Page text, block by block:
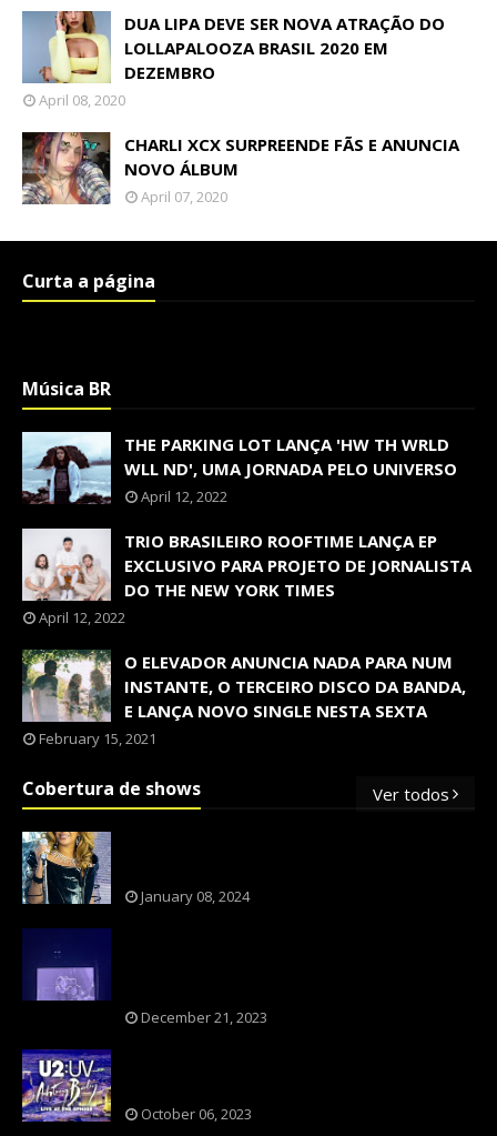
DUA LIPA DEVE SER NOVA ATRAÇÃO DO
LOLLAPALOOZA BRASIL 2020 EM
DEZEMBRO
April 08, 2020
CHARLI XCX SURPREENDE FÃS E ANUNCIA
NOVO ÁLBUM
April 07, 2020
Curta a página
Música BR
THE PARKING LOT LANÇA 'HW TH WRLD
WLL ND', UMA JORNADA PELO UNIVERSO
April 12, 2022
TRIO BRASILEIRO ROOFTIME LANÇA EP
EXCLUSIVO PARA PROJETO DE JORNALISTA
DO THE NEW YORK TIMES
April 12, 2022
O ELEVADOR ANUNCIA NADA PARA NUM
INSTANTE, O TERCEIRO DISCO DA BANDA,
E LANÇA NOVO SINGLE NESTA SEXTA
February 15, 2021
Cobertura de shows Ver todos
January 08, 2024
December 21, 2023
October 06, 2023